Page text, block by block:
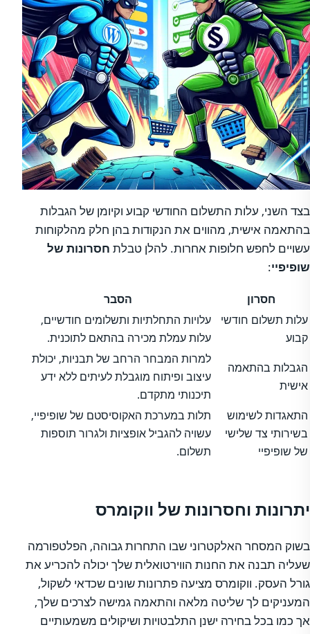
בצד השני, עלות התשלום החודשי קבוע וקיומן של הגבלות
בהתאמה אישית, מהווים את הנקודות בהן חלק מהלקוחות
עשויים לחפש חלופות אחרות. להלן טבלת חסרונות של
שופיפיי:
חסרון
הסבר
עלות תשלום חודשי
קבוע
עלויות התחלתיות ותשלומים חודשיים,
עלות עמלת מכירה בהתאם לתוכנית.
הגבלות בהתאמה
אישית
למרות המבחר הרחב של תבניות, יכולת
עיצוב ופיתוח מוגבלת לעיתים ללא ידע
תיכנותי מתקדם.
התאגדות לשימוש
בשירותי צד שלישי
של שופיפיי
תלות במערכת האקוסיסטם של שופיפיי,
עשויה להגביל אופציות ולגרור תוספות
תשלום.
יתרונות וחסרונות של ווקומרס
בשוק המסחר האלקטרוני שבו התחרות גבוהה, הפלטפורמה
שעליה תבנה את החנות הווירטואלית שלך יכולה להכריע את
גורל העסק. ווקומרס מציעה פתרונות שונים שכדאי לשקול,
המעניקים לך שליטה מלאה והתאמה גמישה לצרכים שלך,
אך כמו בכל בחירה ישנן התלבטויות ושיקולים משמעותיים